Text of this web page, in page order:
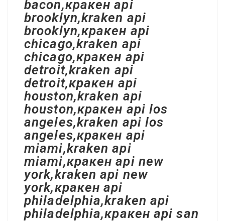
bacon,кракен api
brooklyn,kraken api
brooklyn,кракен api
chicago,kraken api
chicago,кракен api
detroit,kraken api
detroit,кракен api
houston,kraken api
houston,кракен api los
angeles,kraken api los
angeles,кракен api
miami,kraken api
miami,кракен api new
york,kraken api new
york,кракен api
philadelphia,kraken api
philadelphia,кракен api san